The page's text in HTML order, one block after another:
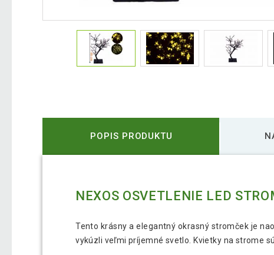
POPIS PRODUKTU
NEXOS OSVETLENIE LED
Tento krásny a elegantný okrasný stromček je
vykúzli veľmi príjemné svetlo. Kvietky na strome